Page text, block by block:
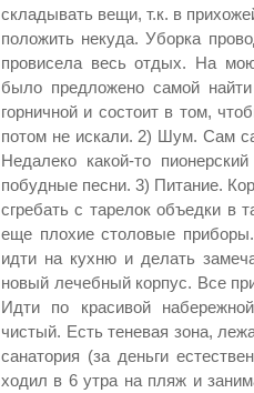
складывать вещи, т.к. в
положить некуда. Уборка
провисела весь отдых. На
было предложено самой
горничной и состоит в том,
потом не искали. 2) Шум. Сам
Недалеко какой-то
побудные песни. 3) Питание.
сгребать с тарелок объедки в
еще плохие столовые
идти на кухню и делать
новый лечебный корпус. Все
Идти по красивой
чистый. Есть теневая зона,
санатория (за деньги
ходил в 6 утра на пляж и